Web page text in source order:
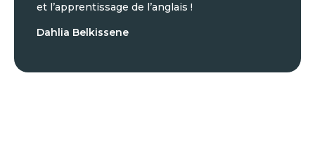
et l’apprentissage de l’anglais !
Dahlia Belkissene